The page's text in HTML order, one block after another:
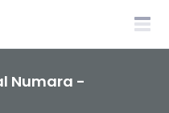
Numara -